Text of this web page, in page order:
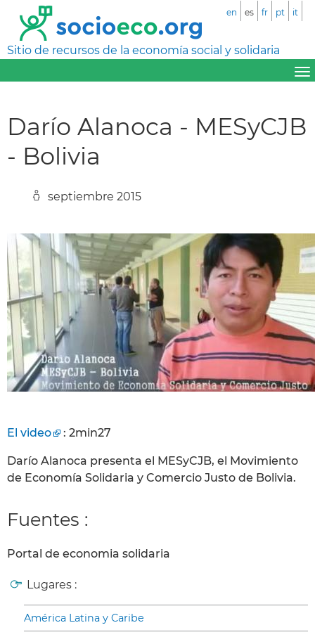
Sitio de recursos de la economía social y solidaria
en es fr pt it
Darío Alanoca - MESyCJB
- Bolivia
septiembre 2015
El video : 2min27
Darío Alanoca presenta el MESyCJB, el Movimiento
de Economía Solidaria y Comercio Justo de Bolivia.
Fuentes :
Portal de economia solidaria
Lugares :
América Latina y Caribe